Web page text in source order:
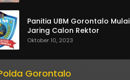
Panitia UBM Gorontalo Mulai
Jaring Calon Rektor
Oktober 10, 2023
Gorontalo